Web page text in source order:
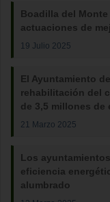
Boadilla del
actuaciones de
19 Julio 2025
El Ayuntamiento
rehabilitación del
de 3,5 millones de
21 Marzo 2025
Los
eficiencia
alumbrado